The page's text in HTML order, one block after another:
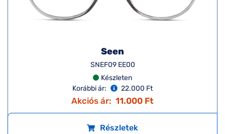
Seen
SNEF09 EE00
Készleten
Korábbi ár:
22.000 Ft
Akciós ár: 11.000 Ft
Részletek